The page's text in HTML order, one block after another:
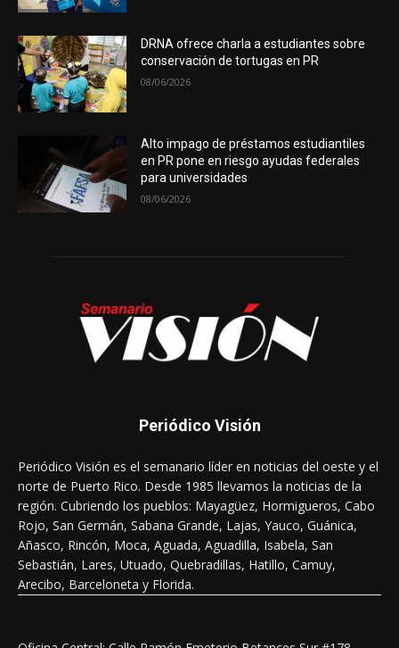
DRNA ofrece charla a estudiantes sobre
conservación de tortugas en PR
08/06/2026
Alto impago de préstamos estudiantiles
en PR pone en riesgo ayudas federales
para universidades
08/06/2026
Periódico Visión
Periódico Visión es el semanario líder en noticias del oeste y el
norte de Puerto Rico. Desde 1985 llevamos la noticias de la
región. Cubriendo los pueblos: Mayagüez, Hormigueros, Cabo
Rojo, San Germán, Sabana Grande, Lajas, Yauco, Guánica,
Añasco, Rincón, Moca, Aguada, Aguadilla, Isabela, San
Sebastián, Lares, Utuado, Quebradillas, Hatillo, Camuy,
Arecibo, Barceloneta y Florida.